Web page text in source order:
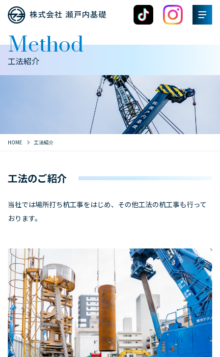
Method
工法紹介
HOME 工法紹介
工法のご紹介
当社では場所打ち杭工事をはじめ、その他工法の杭工事も行って
おります。